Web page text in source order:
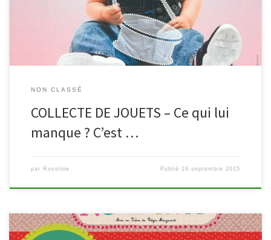
peuvent encore servir ? Vous avez envie d’être solidaire […]
NON CLASSÉ
COLLECTE DE JOUETS – Ce qui lui
manque ? C’est …
par Roseline Publié 16 septembre 2015